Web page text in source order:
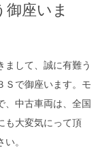
御座いま
まして、誠に有難う
Ｓで御座います。モ
、中古車両は、全国
も大変気にって頂
。